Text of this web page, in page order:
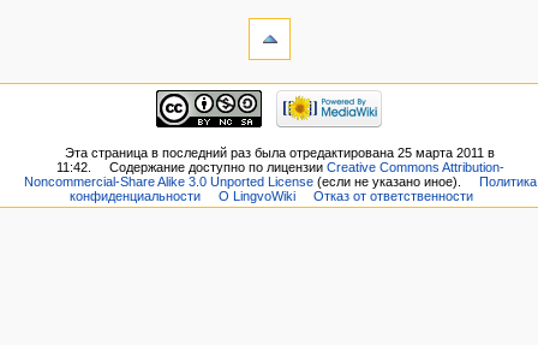
Эта страница в последний раз была отредактирована 25 марта 2011 в
11:42.
Содержание доступно по лицензии Creative Commons Attribution-
Noncommercial-Share Alike 3.0 Unported License(если не указано иное).
Политика
конфиденциальности
О LingvoWiki Отказ от ответственности